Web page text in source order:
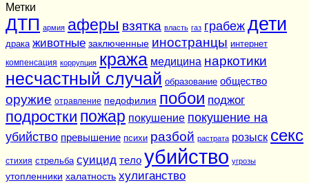
Метки
ДТП армия аферы взятка власть газ грабеж дети
драка животные заключенные иностранцы интернет
компенсация коррупция кража медицина наркотики
несчастный случай образование общество
оружие отравление педофилия побои поджог
подростки пожар покушение покушение на
убийство превышение психи разбой растрата розыск секс
стихия стрельба суицид тело убийство угрозы
утопленники халатность хулиганство